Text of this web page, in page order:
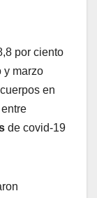
por ciento
y marzo
en
de covid-19